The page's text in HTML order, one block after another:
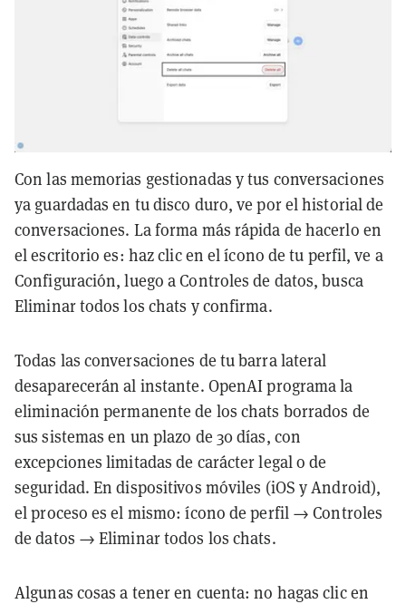
Con las memorias gestionadas y tus conversaciones
ya guardadas en tu disco duro, ve por el historial de
conversaciones. La forma más rápida de hacerlo en
el escritorio es: haz clic en el ícono de tu perfil, ve a
Configuración, luego a Controles de datos, busca
Eliminar todos los chats y confirma.
Todas las conversaciones de tu barra lateral
desaparecerán al instante. OpenAI programa la
eliminación permanente de los chats borrados de
sus sistemas en un plazo de 30 días, con
excepciones limitadas de carácter legal o de
seguridad. En dispositivos móviles (iOS y Android),
el proceso es el mismo: ícono de perfil → Controles
de datos → Eliminar todos los chats.
Algunas cosas a tener en cuenta: no hagas clic en